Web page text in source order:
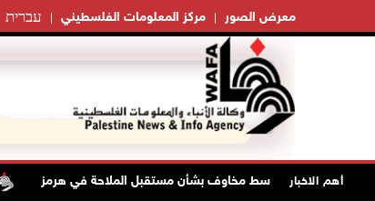
עברית مركز المعلومات الفلسطيني معرض الصور
أهم الاخبار
الصعود وسط مخاوف بشأن مستقبل الملاحة في هرمز